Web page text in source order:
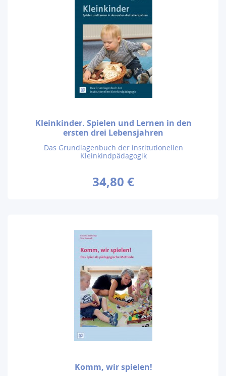
Kleinkinder. Spielen und Lernen in den
ersten drei Lebensjahren
Das Grundlagenbuch der institutionellen
Kleinkindpädagogik
34,80 €
Komm, wir spielen!